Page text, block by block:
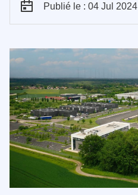
Publié le : 04 Jul 2024